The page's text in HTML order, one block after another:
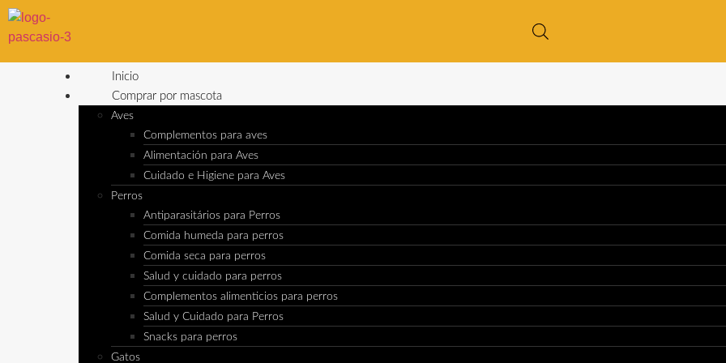
Inicio
Comprar por mascota
Aves
Complementos para aves
Alimentación para Aves
Cuidado e Higiene para Aves
Perros
Antiparasitários para Perros
Comida humeda para perros
Comida seca para perros
Salud y cuidado para perros
Complementos alimenticios para perros
Salud y Cuidado para Perros
Snacks para perros
Gatos